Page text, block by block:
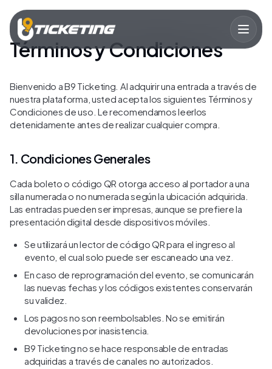
Inicio
Eventos
Organizadores
Blog
Términos y Condiciones
Bienvenido a B9 Ticketing. Al adquirir una entrada a través de
nuestra plataforma, usted acepta los siguientes Términos y
Condiciones de uso. Le recomendamos leerlos
detenidamente antes de realizar cualquier compra.
1. Condiciones Generales
Cada boleto o código QR otorga acceso al portador a una
silla numerada o no numerada según la ubicación adquirida.
Las entradas pueden ser impresas, aunque se prefiere la
presentación digital desde dispositivos móviles.
Se utilizará un lector de código QR para el ingreso al
evento, el cual solo puede ser escaneado una vez.
En caso de reprogramación del evento, se comunicarán
las nuevas fechas y los códigos existentes conservarán
su validez.
Los pagos no son reembolsables. No se emitirán
devoluciones por inasistencia.
B9 Ticketing no se hace responsable de entradas
adquiridas a través de canales no autorizados.